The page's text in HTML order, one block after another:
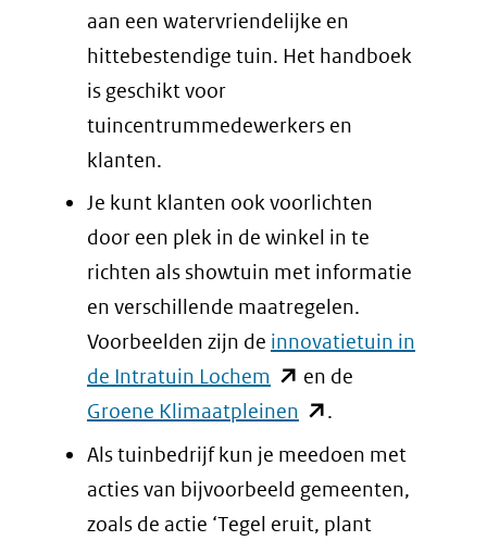
aan een watervriendelijke en
hittebestendige tuin. Het handboek
is geschikt voor
tuincentrummedewerkers en
klanten.
Je kunt klanten ook voorlichten
door een plek in de winkel in te
richten als showtuin met informatie
en verschillende maatregelen.
Voorbeelden zijn de innovatietuin in
de Intratuin Lochem (opent
in
nieuw
venster)
(verwijst
en de
Groene Klimaatpleinen (opent
in
nieuw
venster)
.
Als tuinbedrijf kun je meedoen met
acties van bijvoorbeeld gemeenten,
zoals de actie ‘Tegel eruit, plant